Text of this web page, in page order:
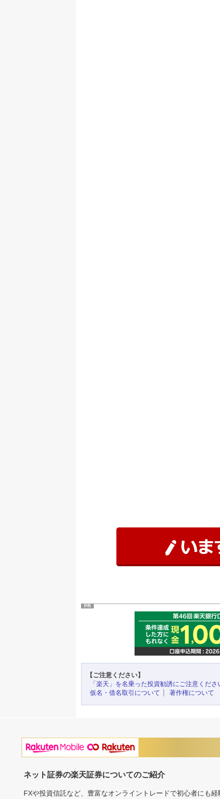
PR
【ご注意ください】
「楽天」を名乗った投資勧誘にご注意くださ
仮名・借名取引について
著作権について
ネット証券の楽天証券についてのご紹介
FXや投資信託など、豊富なオンライントレードで初心者にも